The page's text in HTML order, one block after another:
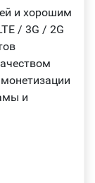
и хорошим
/ 3G / 2G
и